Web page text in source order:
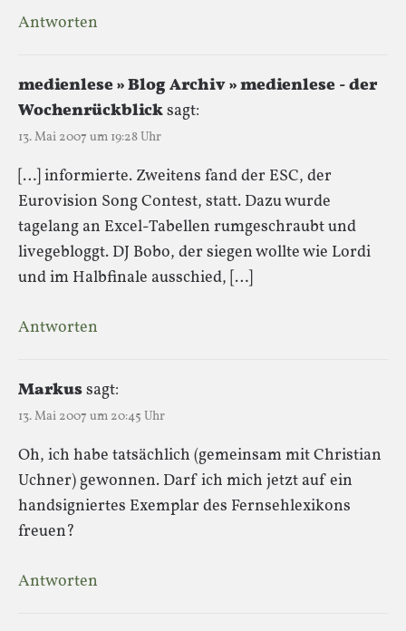
Antworten
medienlese » Blog Archiv » medienlese - der
Wochenrückblicksagt:
13. Mai 2007 um 19:28 Uhr
[…] informierte. Zweitens fand der ESC, der
Eurovision Song Contest, statt. Dazu wurde
tagelang an Excel-Tabellen rumgeschraubt und
livegebloggt. DJ Bobo, der siegen wollte wie Lordi
und im Halbfinale ausschied, […]
Antworten
Markussagt:
13. Mai 2007 um 20:45 Uhr
Oh, ich habe tatsächlich (gemeinsam mit Christian
Uchner) gewonnen. Darf ich mich jetzt auf ein
handsigniertes Exemplar des Fernsehlexikons
freuen?
Antworten